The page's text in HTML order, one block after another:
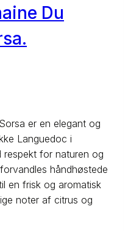
Du
er en elegant og
Languedoc i
respekt for naturen og
håndhøstede
en frisk og aromatisk
noter af citrus og